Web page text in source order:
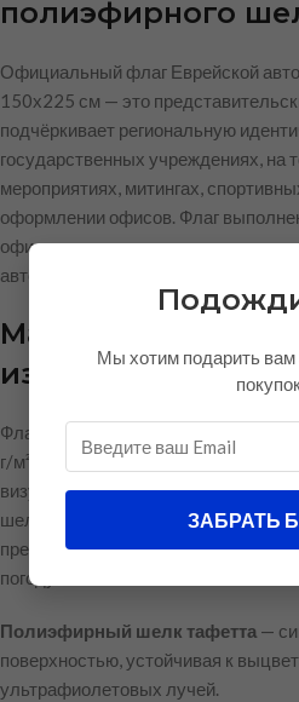
полиэфирного
Официальный флаг Еврейской
150х225 см — это
подчёркивает региональную
государственных учреждениях, на
мероприятиях, митингах,
оформлении офисов. Флаг
официальным геральдическим
автономной области.
Материал и
изготовления
Флаг изготовлен из полиэфирного
г/м². Этот материал сочетает в себе
визуальную привлекательность.
шелковистый блеск, благодаря
презентабельно как в помещении,
погоду.
Полиэфирный шелк тафетта —
поверхностью, устойчивая к
ультрафиолетовых лучей.
Мы хотим подарить вам
ЗАБРАТЬ